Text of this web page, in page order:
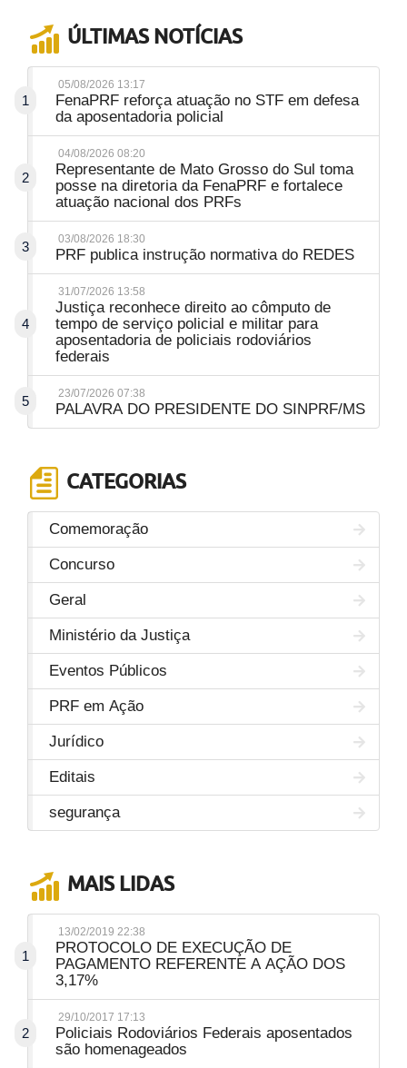
ÚLTIMAS NOTÍCIAS
1
05/08/2026 13:17
FenaPRF reforça atuação no STF em defesa
da aposentadoria policial
2
04/08/2026 08:20
Representante de Mato Grosso do Sul toma
posse na diretoria da FenaPRF e fortalece
atuação nacional dos PRFs
3
03/08/2026 18:30
PRF publica instrução normativa do REDES
4
31/07/2026 13:58
Justiça reconhece direito ao cômputo de
tempo de serviço policial e militar para
aposentadoria de policiais rodoviários
federais
5
23/07/2026 07:38
PALAVRA DO PRESIDENTE DO SINPRF/MS
CATEGORIAS
Comemoração
Concurso
Geral
Ministério da Justiça
Eventos Públicos
PRF em Ação
Jurídico
Editais
segurança
MAIS LIDAS
1
13/02/2019 22:38
PROTOCOLO DE EXECUÇÃO DE
PAGAMENTO REFERENTE A AÇÃO DOS
3,17%
2
29/10/2017 17:13
Policiais Rodoviários Federais aposentados
são homenageados